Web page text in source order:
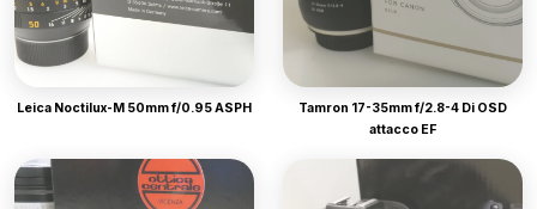
Leica Noctilux-M 50mm f/0.95 ASPH
Tamron 17-35mm f/2.8-4 Di OSD
attacco EF